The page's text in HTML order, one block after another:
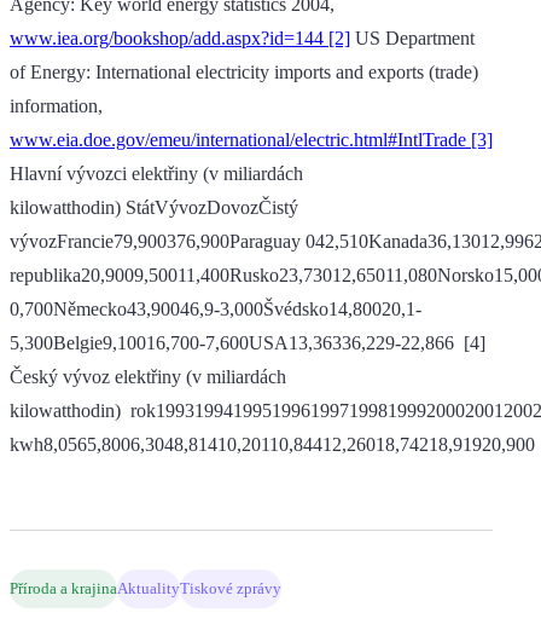
Agency: Key world energy statistics 2004,
www.iea.org/bookshop/add.aspx?id=144 [2] US Department
of Energy: International electricity imports and exports (trade)
information,
www.eia.doe.gov/emeu/international/electric.html#IntlTrade [3]
Hlavní vývozci elektřiny (v miliardách
kilowatthodin) StátVývozDovozČistý
vývozFrancie79,900376,900Paraguay
0,700Německo43,90046,9-3,000Švédsko14,80020,1-
5,300Belgie9,10016,700-7,600USA13,36336,229-22,866 [4]
Český vývoz elektřiny (v miliardách
kilowatthodin)
Příroda a krajinaAktualityTiskové zprávy